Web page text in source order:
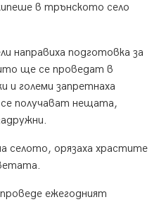
в трънското село
направиха подготовка за
ще се проведат в
и големи запретнаха
се получават нещата,
селото, орязаха храстите
ежегодният